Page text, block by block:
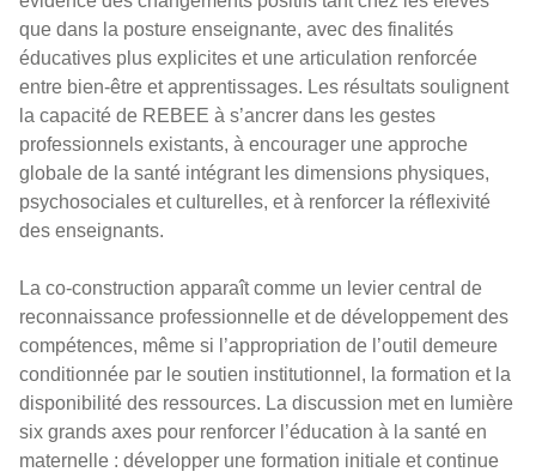
que dans la posture enseignante, avec des finalités
éducatives plus explicites et une articulation renforcée
entre bien-être et apprentissages. Les résultats soulignent
la capacité de REBEE à s’ancrer dans les gestes
professionnels existants, à encourager une approche
globale de la santé intégrant les dimensions physiques,
psychosociales et culturelles, et à renforcer la réflexivité
des enseignants.
La co-construction apparaît comme un levier central de
reconnaissance professionnelle et de développement des
compétences, même si l’appropriation de l’outil demeure
conditionnée par le soutien institutionnel, la formation et la
disponibilité des ressources. La discussion met en lumière
six grands axes pour renforcer l’éducation à la santé en
maternelle : développer une formation initiale et continue